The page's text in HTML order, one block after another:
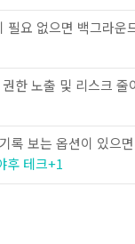
요 없으면 백그라운
한 노출 및 리스크 줄
록 보는 옵션이 있으
후 테크+1